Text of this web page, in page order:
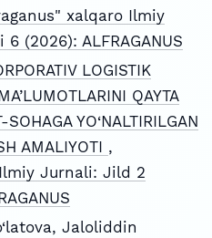
xalqaro Ilmiy
(2026): ALFRAGANUS
LOGISTIK
QAYTA
YO‘NALTIRILGAN
AMALIYOTI ,
Jurnali: Jild 2
Jaloliddin